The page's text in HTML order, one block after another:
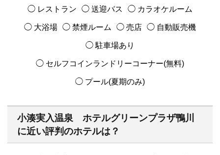
◯ レストラン ◯ 送迎バス ◯ カラオケルーム
◯ 大浴場 ◯ 禁煙ルーム ◯ 売店 ◯ 自動販売機
◯ 駐車場あり
◯ セルフコインランドリーコーナー(無料)
◯ プール(夏期のみ)
小湊実入温泉 ホテルグリーンプラザ鴨川
に近い評判のホテルは？